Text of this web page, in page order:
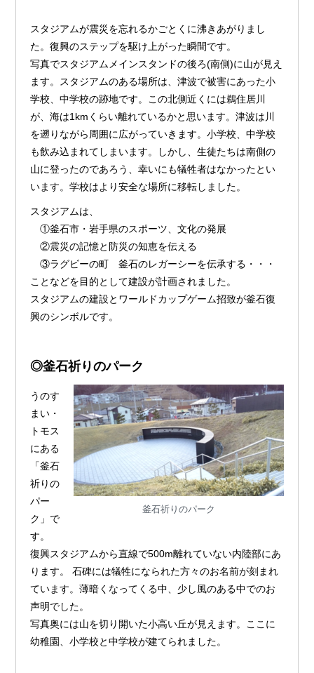
スタジアムが震災を忘れるかごとくに沸きあがりまし
た。復興のステップを駆け上がった瞬間です。
写真でスタジアムメインスタンドの後ろ(南側)に山が見え
ます。スタジアムのある場所は、津波で被害にあった小
学校、中学校の跡地です。この北側近くには鵜住居川
が、海は1kmくらい離れているかと思います。津波は川
を遡りながら周囲に広がっていきます。小学校、中学校
も飲み込まれてしまいます。しかし、生徒たちは南側の
山に登ったのであろう、幸いにも犠牲者はなかったとい
います。学校はより安全な場所に移転しました。
スタジアムは、
①釜石市・岩手県のスポーツ、文化の発展
②震災の記憶と防災の知恵を伝える
③ラグビーの町 釜石のレガーシーを伝承する・・・
ことなどを目的として建設が計画されました。
スタジアムの建設とワールドカップゲーム招致が釜石復
興のシンボルです。
◎釜石祈りのパーク
釜石祈りのパーク
うのす
まい・
トモス
にある
「釜石
祈りの
パー
ク」で
す。
復興スタジアムから直線で500m離れていない内陸部にあ
ります。 石碑には犠牲になられた方々のお名前が刻まれ
ています。薄暗くなってくる中、少し風のある中でのお
声明でした。
写真奥には山を切り開いた小高い丘が見えます。ここに
幼稚園、小学校と中学校が建てられました。